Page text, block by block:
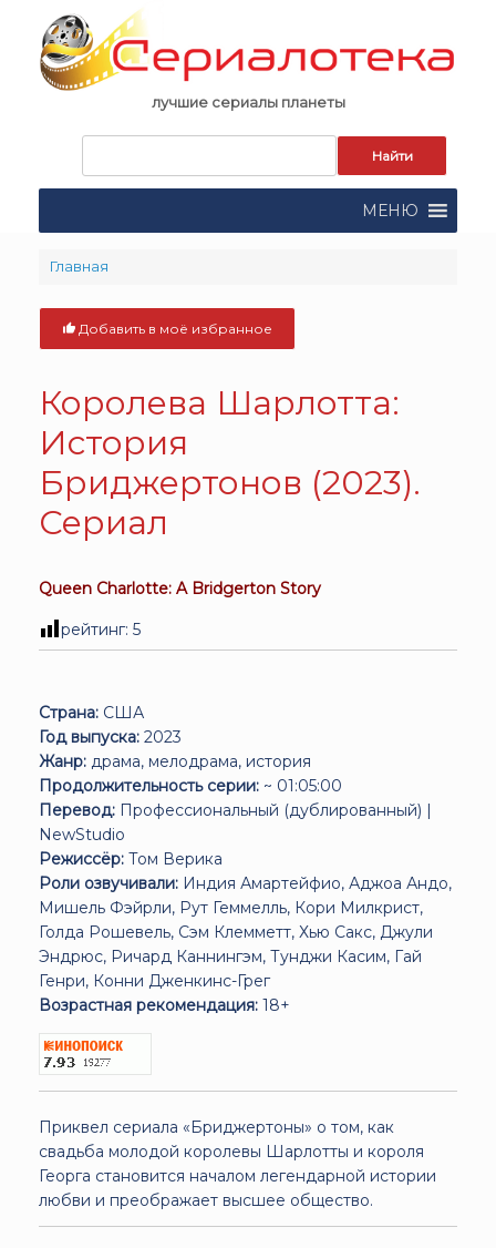
content
лучшие сериалы планеты
поиска:
МЕНЮ
Главная
Добавить в моё избранное
Королева Шарлотта:
История
Бриджертонов (2023).
Сериал
Queen Charlotte: A Bridgerton Story
рейтинг: 5
Страна: США
Год выпуска: 2023
Жанр: драма, мелодрама, история
Продолжительность серии: ~ 01:05:00
Перевод: Профессиональный (дублированный) |
NewStudio
Режиссёр: Том Верика
Роли озвучивали: Индия Амартейфио, Аджоа Андо,
Мишель Фэйрли, Рут Геммелль, Кори Милкрист,
Голда Рошевель, Сэм Клемметт, Хью Сакс, Джули
Эндрюс, Ричард Каннингэм, Тунджи Касим, Гай
Генри, Конни Дженкинс-Грег
Возрастная рекомендация: 18+
Приквел сериала «Бриджертоны» о том, как
свадьба молодой королевы Шарлотты и короля
Георга становится началом легендарной истории
любви и преображает высшее общество.